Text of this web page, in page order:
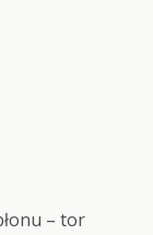
– tor